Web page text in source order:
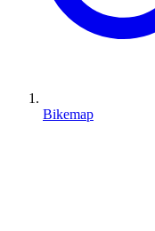
Bikemap